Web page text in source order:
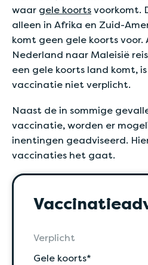
waar gele koortsvoorkomt.
alleen in Afrika en Zuid-
komt geen gele koorts voor.
Nederland naar Maleisië
een gele koorts land komt,
vaccinatie niet verplicht.
Naast de in sommige
vaccinatie, worden er
inentingen geadviseerd.
vaccinaties het gaat.
Verplicht
Gele koorts*